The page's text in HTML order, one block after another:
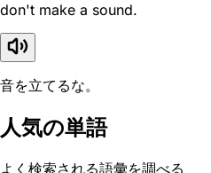
don't make a sound.
音を立てるな。
人気の単語
よく検索される語彙を調べる